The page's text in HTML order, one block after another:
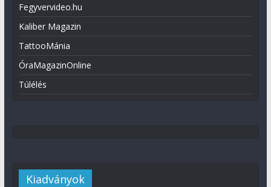
Fegyvervideo.hu
Kaliber Magazin
TattooMánia
ÓraMagazinOnline
Túlélés
Kiadványok